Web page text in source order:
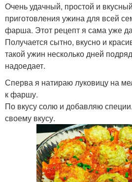
Очень удачный, простой и
приготовления ужина для всей
фарша. Этот рецепт я сама уже
Получается сытно, вкусно и
такой ужин несколько дней
надоедает.
Сперва я натираю луковицу на
к фаршу.
По вкусу солю и добавляю
своему вкусу.